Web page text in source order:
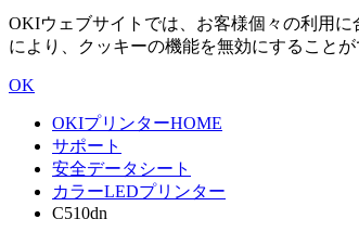
OKIウェブサイトでは、お客様個々の利用
により、クッキーの機能を無効にすること
OK
OKIプリンターHOME
サポート
安全データシート
カラーLEDプリンター
C510dn